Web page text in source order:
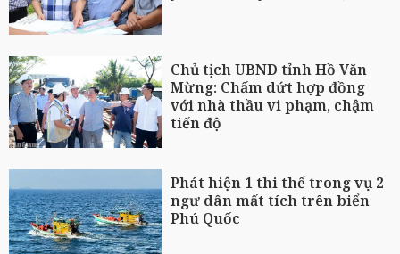
Chủ tịch UBND tỉnh Hồ Văn
Mừng: Chấm dứt hợp đồng
với nhà thầu vi phạm, chậm
tiến độ
Phát hiện 1 thi thể trong vụ 2
ngư dân mất tích trên biển
Phú Quốc